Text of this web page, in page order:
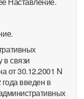
в связи
от 30.12.2001 N
введен в